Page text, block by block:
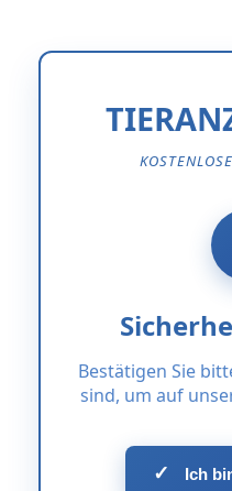
Bestätigen Sie
sind, um auf
✓ Ich